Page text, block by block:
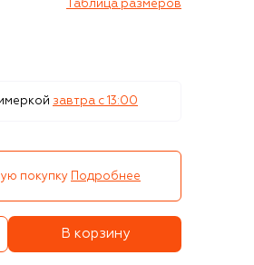
Таблица размеров
завтра c 13:00
покупку Подробнее
В корзину